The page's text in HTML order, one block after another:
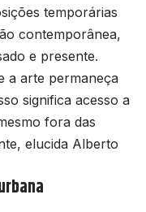
temporárias
contemporânea,
e presente.
a arte permaneça
significa acesso a
fora das
elucida Alberto